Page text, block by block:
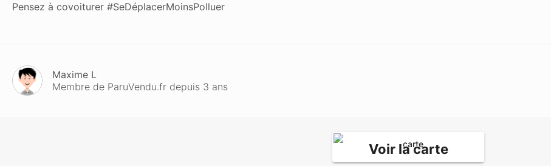
Pensez à covoiturer #SeDéplacerMoinsPolluer
Maxime L
Membre de ParuVendu.fr depuis 3 ans
Voir la carte